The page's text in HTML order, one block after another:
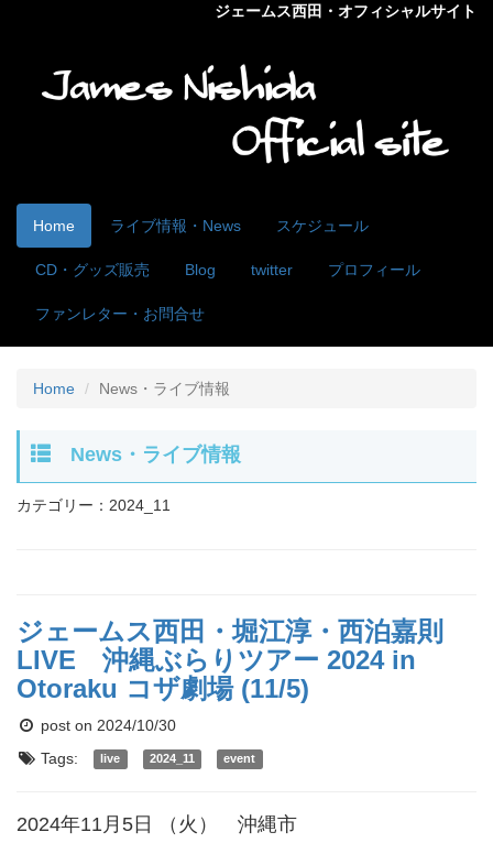
ジェームス西田・オフィシャルサイト
Home ライブ情報・News スケジュール
CD・グッズ販売 Blog twitter プロフィール
ファンレター・お問合せ
Home News・ライブ情報
News・ライブ情報
カテゴリー：2024_11
ジェームス西田・堀江淳・西泊嘉則
LIVE 沖縄ぶらりツアー 2024 in
Otoraku コザ劇場 (11/5)
post on 2024/10/30
Tags:
live 2024_11 event
2024年11月5日 （火） 沖縄市